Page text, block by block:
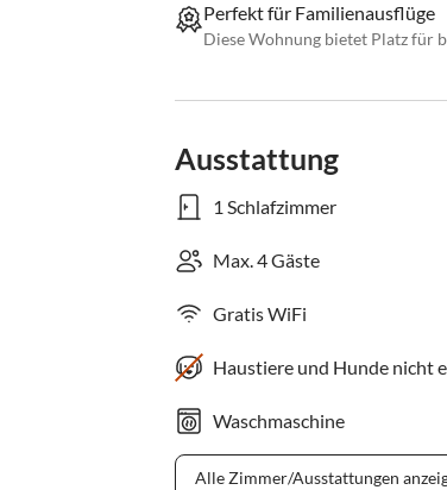
Perfekt für Familienausflüge
Diese Wohnung bietet Platz für
Ausstattung
1 Schlafzimmer
Max. 4 Gäste
Gratis WiFi
Haustiere und Hunde nicht
Waschmaschine
Alle Zimmer/Ausstattungen